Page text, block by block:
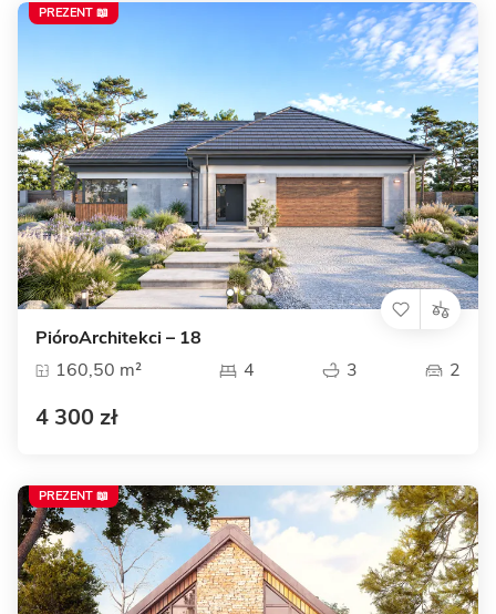
PióroArchitekci – 18
160,50 m²
4 3 2
4 300 zł
PREZENT 📖
PREZENT 📖